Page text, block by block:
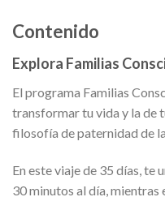
Contenido
Explora Familias
El programa Familias
transformar tu vida y la de
filosofía de paternidad de
En este viaje de 35 días, te
30 minutos al día,